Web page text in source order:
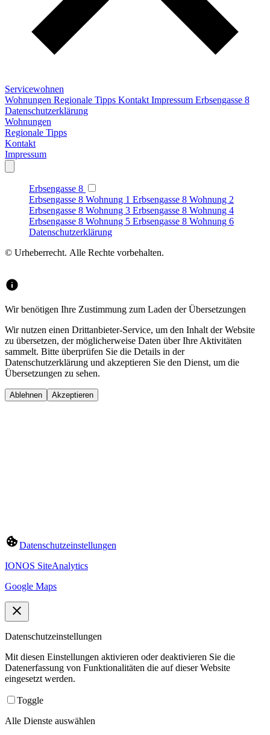
Servicewohnen
Wohnungen Regionale Tipps Kontakt Impressum Erbsengasse 8
Datenschutzerklärung
Wohnungen
Regionale Tipps
Kontakt
Impressum
Erbsengasse 8
Erbsengasse 8 Wohnung 1 Erbsengasse 8 Wohnung 2
Erbsengasse 8 Wohnung 3 Erbsengasse 8 Wohnung 4
Erbsengasse 8 Wohnung 5 Erbsengasse 8 Wohnung 6
Datenschutzerklärung
© Urheberrecht. Alle Rechte vorbehalten.
Wir benötigen Ihre Zustimmung zum Laden der Übersetzungen
Wir nutzen einen Drittanbieter-Service, um den Inhalt der Website
zu übersetzen, der möglicherweise Daten über Ihre Aktivitäten
sammelt. Bitte überprüfen Sie die Details in der
Datenschutzerklärung und akzeptieren Sie den Dienst, um die
Übersetzungen zu sehen.
Ablehnen Akzeptieren
Datenschutzeinstellungen
IONOS SiteAnalytics
Google Maps
Datenschutzeinstellungen
Mit diesen Einstellungen aktivieren oder deaktivieren Sie die
Datenerfassung von Funktionalitäten die auf dieser Website
eingesetzt werden.
Toggle
Alle Dienste auswählen